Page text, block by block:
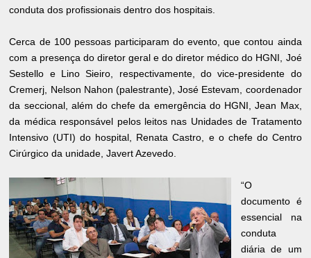
conduta dos profissionais dentro dos hospitais.
Cerca de 100 pessoas participaram do evento, que contou ainda
com a presença do diretor geral e do diretor médico do HGNI, Joé
Sestello e Lino Sieiro, respectivamente, do vice-presidente do
Cremerj, Nelson Nahon (palestrante), José Estevam, coordenador
da seccional, além do chefe da emergência do HGNI, Jean Max,
da médica responsável pelos leitos nas Unidades de Tratamento
Intensivo (UTI) do hospital, Renata Castro, e o chefe do Centro
Cirúrgico da unidade, Javert Azevedo.
“O
documento é
essencial na
conduta
diária de um